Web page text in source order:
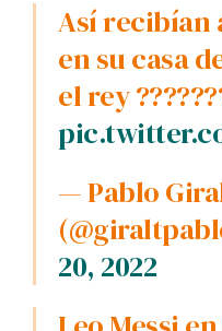
Así recibían a Lionel Messi
en su casa
el rey
— Pablo
20, 2022